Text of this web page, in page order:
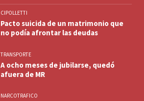
CIPOLLETTI
Pacto suicida de un matrimonio que
no podía afrontar las deudas
TRANSPORTE
A ocho meses de jubilarse, quedó
afuera de MR
NARCOTRAFICO